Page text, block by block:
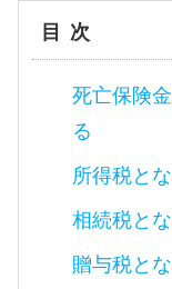
目次
死亡保険
る
所得税と
相続税と
贈与税と